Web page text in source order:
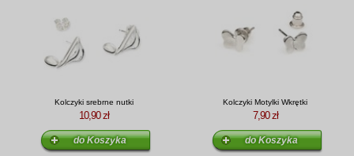
Kolczyki srebrne nutki
10,90 zł
Kolczyki Motylki Wkrętki
7,90 zł